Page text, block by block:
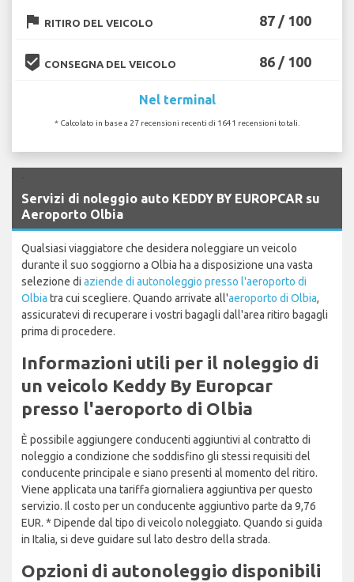
flag RITIRO DEL VEICOLO 87 / 100
beenhere CONSEGNA DEL VEICOLO 86 / 100
Nel terminal
* Calcolato in base a 27 recensioni recenti di 1641 recensioni totali.
Servizi di noleggio auto KEDDY BY EUROPCAR su
Aeroporto Olbia
Qualsiasi viaggiatore che desidera noleggiare un veicolo
durante il suo soggiorno a Olbia ha a disposizione una vasta
selezione di aziende di autonoleggio presso l'aeroporto di
Olbia tra cui scegliere. Quando arrivate all'aeroporto di Olbia,
assicuratevi di recuperare i vostri bagagli dall'area ritiro bagagli
prima di procedere.
Informazioni utili per il noleggio di
un veicolo Keddy By Europcar
presso l'aeroporto di Olbia
È possibile aggiungere conducenti aggiuntivi al contratto di
noleggio a condizione che soddisfino gli stessi requisiti del
conducente principale e siano presenti al momento del ritiro.
Viene applicata una tariffa giornaliera aggiuntiva per questo
servizio. Il costo per un conducente aggiuntivo parte da 9,76
EUR. * Dipende dal tipo di veicolo noleggiato. Quando si guida
in Italia, si deve guidare sul lato destro della strada.
Opzioni di autonoleggio disponibili